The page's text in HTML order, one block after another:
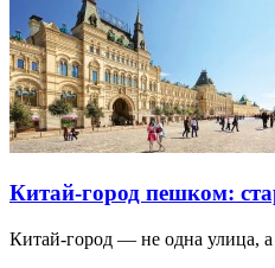
Китай-город пешком:
Китай-город — не одна улица,